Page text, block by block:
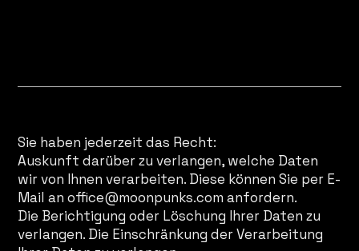
Sie haben jederzeit das Recht:
Auskunft darüber zu verlangen, welche Daten
wir von Ihnen verarbeiten. Diese können Sie per E-
Mail anoffice@moonpunks.com anfordern.
Die Berichtigung oder Löschung Ihrer Daten zu
verlangen. Die Einschränkung der Verarbeitung